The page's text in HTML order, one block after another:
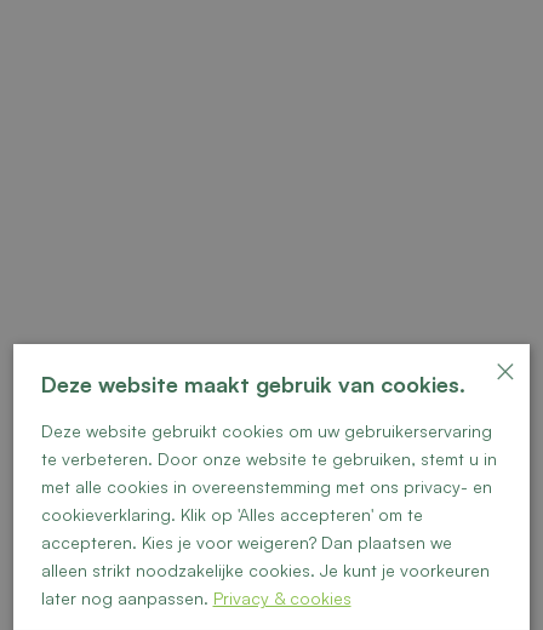
Vrije kavel 12
×
Deze website maakt gebruik van cookies.
Deze website gebruikt cookies om uw gebruikerservaring
te verbeteren. Door onze website te gebruiken, stemt u in
met alle cookies in overeenstemming met ons privacy- en
cookieverklaring. Klik op 'Alles accepteren' om te
accepteren. Kies je voor weigeren? Dan plaatsen we
alleen strikt noodzakelijke cookies. Je kunt je voorkeuren
later nog aanpassen. Privacy & cookies